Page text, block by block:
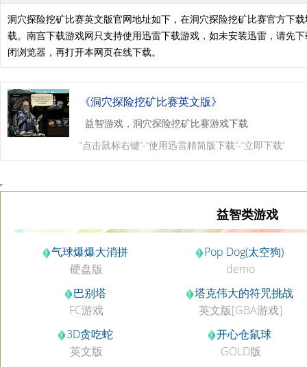
洞穴探险挖矿比赛英文版官网地址如下，在洞穴探险挖矿比赛官方下
载。南宫下载游戏网只支持使用迅雷下载游戏，如未安装迅雷，请先
闭浏览器，再打开本网页在线下载。
《洞穴探险挖矿比赛英文版》
益智游戏，洞穴探险挖矿比赛游戏下载
“点击鼠标右键”-“使用迅雷精简版下载”-“立即下载”
益智类游戏
气球爆爆大消拼
硬盘版
Pop Dog(太空狗)
demo
巴别塔
FC游戏
塔克伟大的符咒挑战
英文版[GBA游戏]
3D贪吃蛇
英文版
开心仓鼠球
GOLD版